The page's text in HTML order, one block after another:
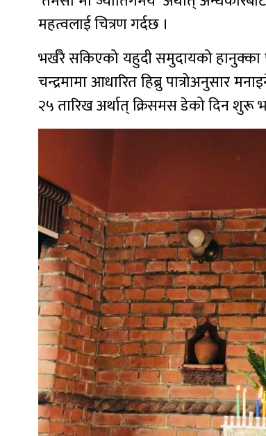
महत्वलाई चित्रण गर्दछ ।
भर्खरै सकिएको यहुदी समुदायको हानुक्का
चन्द्रमामा आधारित हिब्रु पात्रोअनुसार
२५ तारिख अर्थात् क्रिसमस डेको दिन शुरू